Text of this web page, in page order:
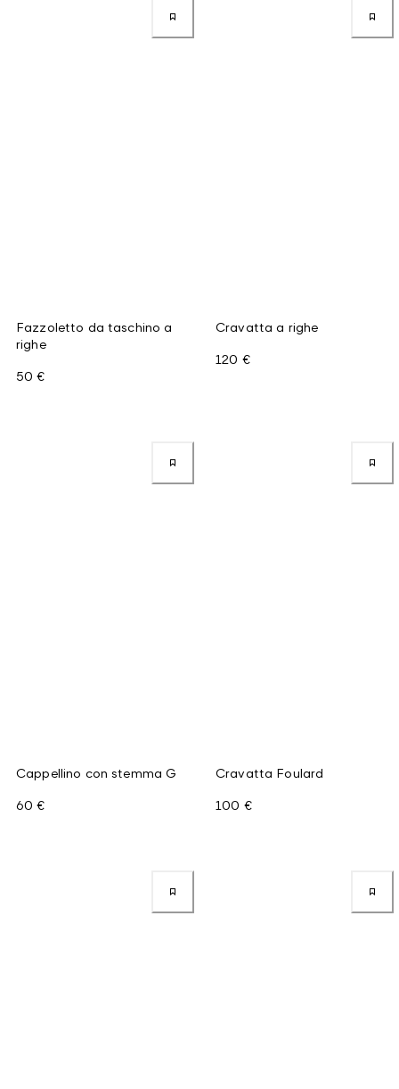
Fazzoletto da taschino a
righe
50 €
Cravatta a righe
120 €
Cappellino con stemma G
60 €
Cravatta Foulard
100 €